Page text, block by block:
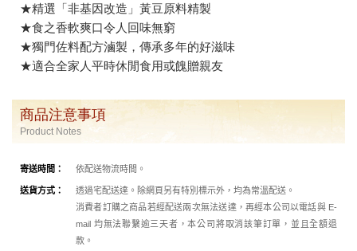
★精選「非基因改造」黃豆原料精製
★食之香軟爽口令人回味無窮
★獨門佐料配方滷製，傳承多年的好滋味
★適合全家人平時休閒食用或餽贈親友
商品注意事項
Product Notes
寄送時間： 依配送物流時間。
送貨方式：
透過宅配送達。除網頁另有特別標示外，均為常溫配送。
消費者訂購之商品若經配送兩次無法送達，再經本公司以電話與 E-
mail 均無法聯繫逾三天者，本公司將取消該筆訂單，並且全額退
款。